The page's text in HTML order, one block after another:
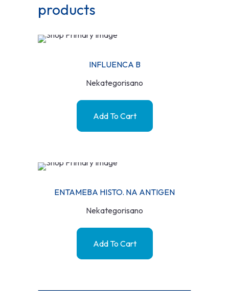
products
INFLUENCA B
Nekategorisano
Add To Cart
ENTAMEBA HISTO. NA ANTIGEN
Nekategorisano
Add To Cart